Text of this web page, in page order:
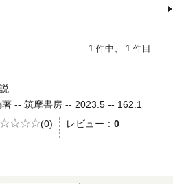
1 件中、 1 件目
-- 筑摩書房 -- 2023.5 -- 162.1
階評価
(0) レビュー 0